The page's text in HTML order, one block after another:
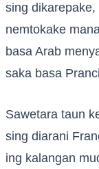
sing
nemtokake
basa Arab
saka basa
Sawetara taun
sing diarani
ing kalangan